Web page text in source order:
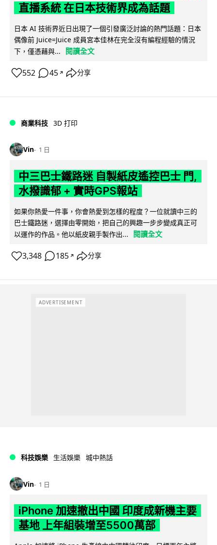
直播系統 在日本技術界成為話題
日本 AI 技術界近日出現了一個引發廣泛討論的熱門話題：日本
偶像前 Juice=Juice 成員宮本佳林在完全沒有編程經驗的情況
下，僅憑藉與...
閱讀全文
552 45 ↗ 分享
商業科技 3D 打印
Vin 1 日
中三巴士鐵路迷 自製紙皮遙控巴士 門,
水撥識郁 + 實時GPS報站
如果你熱愛一件事，你會熱愛到怎樣的程度？一位就讀中三的
巴士鐵路迷，選擇由零開始，把自己的興趣一步步變成真正可
以運作的作品。他以紙皮親手製作出...
閱讀全文
3,348 185 ↗ 分享
ADVERTISEMENT
科技娛樂 生活娛樂 城中熱話
Vin 1 日
iPhone 加速撤出中國 印度成新機主要
基地 上年組裝增至5500萬部